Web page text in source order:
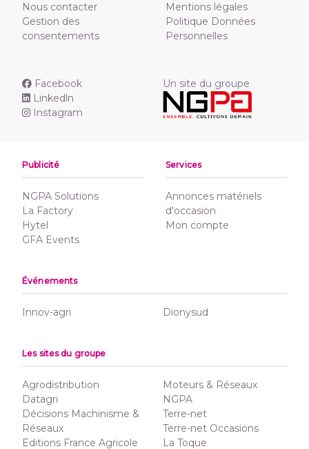
Nous contacter
Gestion des
consentements
Mentions légales
Politique Données
Personnelles
Facebook
Linkedln
Instagram
Un site du groupe
Publicité
NGPA Solutions
La Factory
Hytel
GFA Events
Services
Annonces matériels
d'occasion
Mon compte
Événements
Innov-agri Dionysud
Les sites du groupe
Agrodistribution
Datagri
Décisions Machinisme &
Réseaux
Editions France Agricole
Moteurs & Réseaux
NGPA
Terre-net
Terre-net Occasions
La Toque